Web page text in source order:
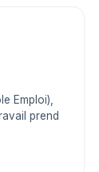
Emploi),
prend